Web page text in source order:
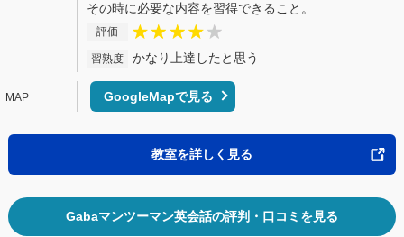
その時に必要な内容を習得できること。
評価
習熟度 かなり上達したと思う
GoogleMapで見る
教室を詳しく見る
Gabaマンツーマン英会話の評判・口コミを見る